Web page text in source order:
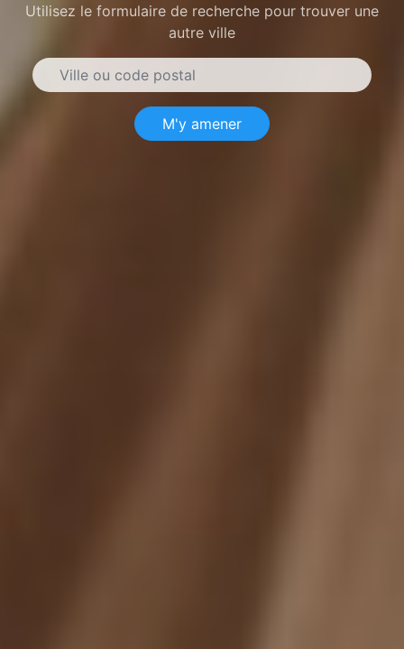
Utilisez le formulaire de recherche pour trouver une
autre ville
M'y amener